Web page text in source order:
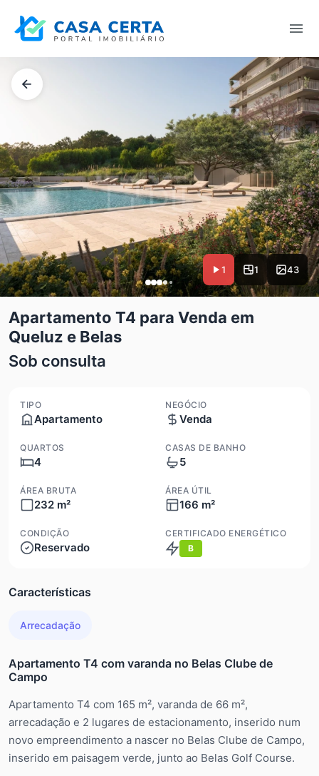
1 1 43
Apartamento T4 para Venda em
Queluz e Belas
Sob consulta
TIPO
Apartamento
NEGÓCIO
Venda
QUARTOS
4
CASAS DE BANHO
5
ÁREA BRUTA
232 m²
ÁREA ÚTIL
166 m²
CONDIÇÃO
Reservado
CERTIFICADO ENERGÉTICO
B
Características
Arrecadação
Apartamento T4 com varanda no Belas Clube de
Campo
Apartamento T4 com 165 m², varanda de 66 m²,
arrecadação e 2 lugares de estacionamento, inserido num
novo empreendimento a nascer no Belas Clube de Campo,
inserido em paisagem verde, junto ao Belas Golf Course.